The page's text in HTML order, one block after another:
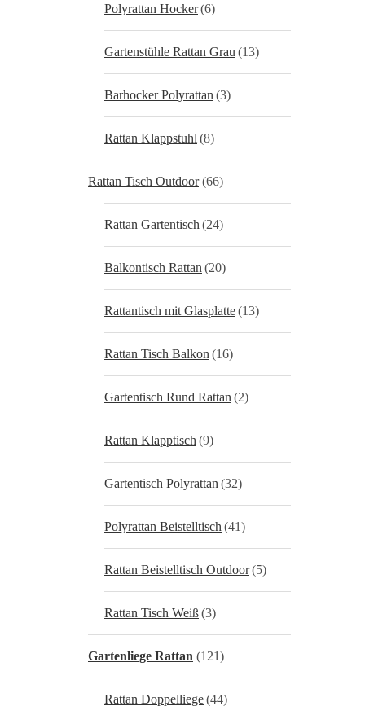
Polyrattan Hocker(6)
Gartenstühle Rattan Grau (13)
Barhocker Polyrattan (3)
Rattan Klappstuhl (8)
Rattan Tisch Outdoor (66)
Rattan Gartentisch (24)
Balkontisch Rattan (20)
Rattantisch mit Glasplatte(13)
Rattan Tisch Balkon (16)
Gartentisch Rund Rattan (2)
Rattan Klapptisch (9)
Gartentisch Polyrattan (32)
Polyrattan Beistelltisch (41)
Rattan Beistelltisch Outdoor(5)
Rattan Tisch Weiß(3)
Gartenliege Rattan (121)
Rattan Doppelliege(44)